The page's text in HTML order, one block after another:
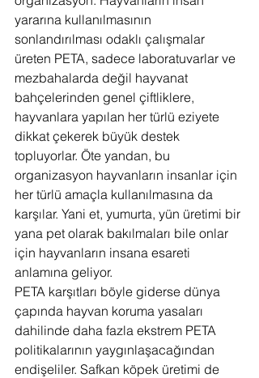
yararına kullanılmasının
sonlandırılması odaklı çalışmalar
üreten PETA, sadece laboratuvarlar ve
mezbahalarda değil hayvanat
bahçelerinden genel çiftliklere,
hayvanlara yapılan her türlü eziyete
dikkat çekerek büyük destek
topluyorlar. Öte yandan, bu
organizasyon hayvanların insanlar için
her türlü amaçla kullanılmasına da
karşılar. Yani et, yumurta, yün üretimi bir
yana pet olarak bakılmaları bile onlar
için hayvanların insana esareti
anlamına geliyor.
PETA karşıtları böyle giderse dünya
çapında hayvan koruma yasaları
dahilinde daha fazla ekstrem PETA
politikalarının yaygınlaşacağından
endişeliler. Safkan köpek üretimi de